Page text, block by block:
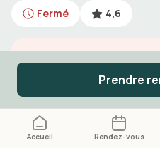
Accueil Rendez-vous
Fermé 4,6
Urgences
Prendre